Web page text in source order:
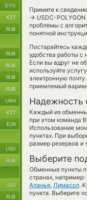
Примите к
→ USDC-
проблемы с
понятной
Постарайтесь
удобства работы
Если вы вдруг не
используйте
электронную
приемлемый
Надежность
Каждый из
при этом команда
Использование
пунктах. При
размер резервов и
Выберите
Обменные пункты
странах, например:
Аланья, Лимасол.
пункта. Выберите
BYN
KZT
RUB
RUB
RUB
RUB
RUB
UAH
KZT
EUR
USD
RUB
USD
RUB